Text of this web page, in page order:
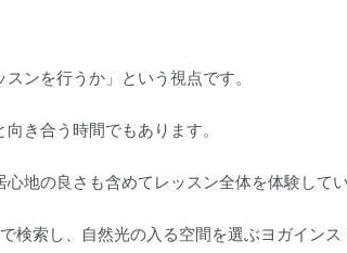
ンを行うか」という視点です。
き合う時間でもあります。
地の良さも含めてレッスン全体を体験してい
索し、自然光の入る空間を選ぶヨガインス